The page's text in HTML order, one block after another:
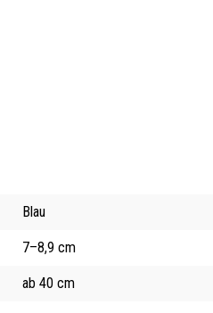
Blau
7–8,9 cm
ab 40 cm